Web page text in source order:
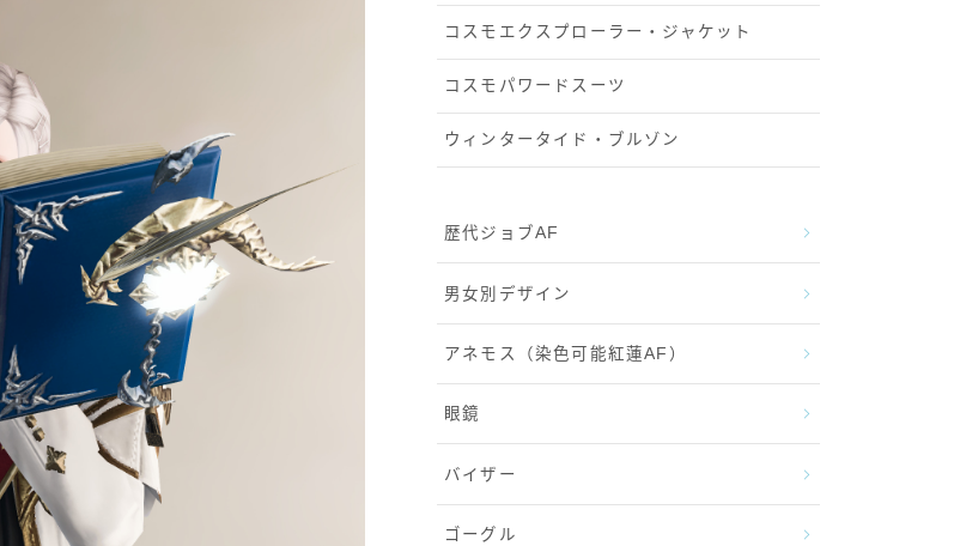
ェイス
ギミックあり
リーブ
コスモエクスプローラー・ジャケット
コスモパワードスーツ
ウィンタータイド・ブルゾン
歴代ジョブAF
男女別デザイン
アネモス（染色可能紅蓮AF）
眼鏡
バイザー
ゴーグル